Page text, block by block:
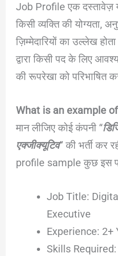
Job Profile एक दस्तावेज़
किसी व्यक्ति की योग्यता,
ज़िम्मेदारियों का उल्लेख
द्वारा किसी पद के लिए
की रूपरेखा को परिभाषित
What is an example
मान लीजिए कोई कंपनी “
एक्जीक्यूटिव” की भर्ती कर
profile sample कुछ इस
Job Title:
Executive
Experience: 2+
Skills